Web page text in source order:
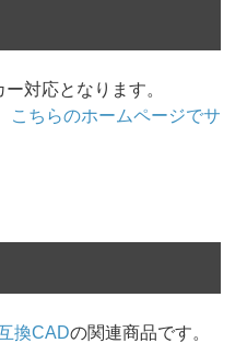
対応となります。
こちらのホームページでサ
換CADの関連商品です。